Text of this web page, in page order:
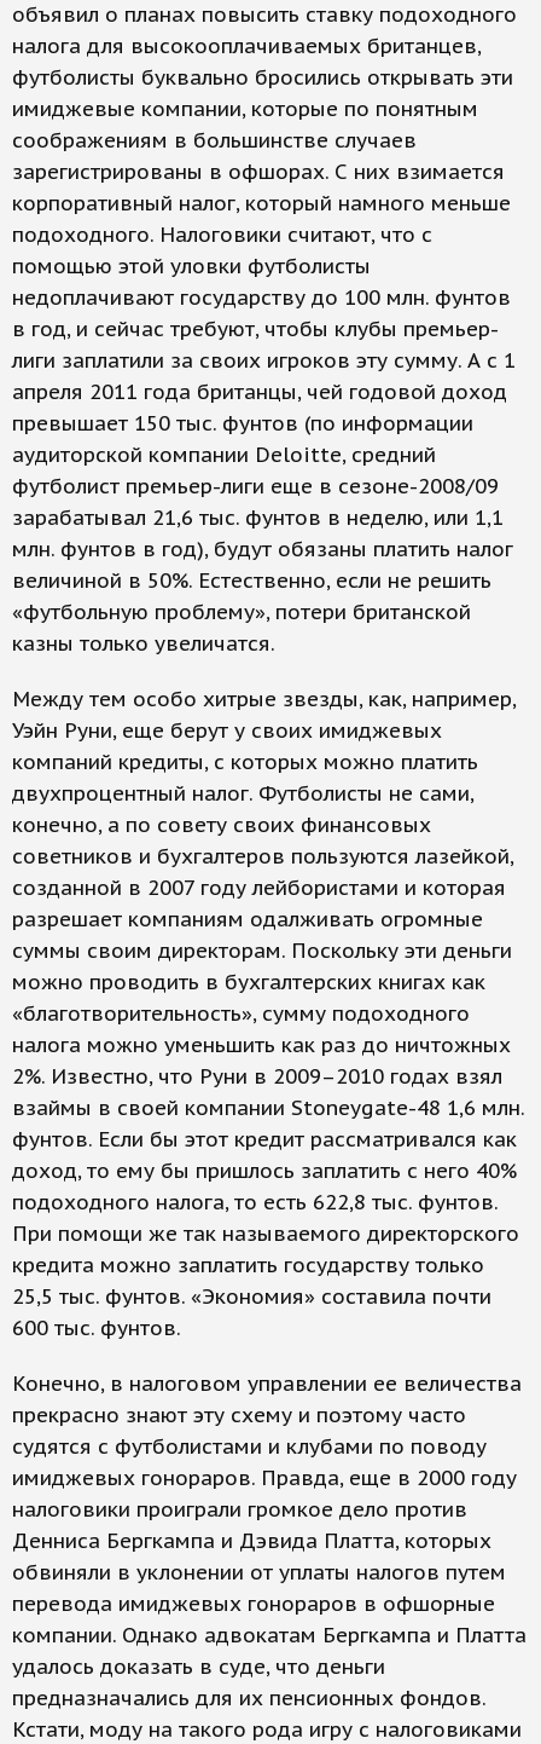
объявил о планах повысить ставку подоходного
налога для высокооплачиваемых британцев,
футболисты буквально бросились открывать эти
имиджевые компании, которые по понятным
соображениям в большинстве случаев
зарегистрированы в офшорах. С них взимается
корпоративный налог, который намного меньше
подоходного. Налоговики считают, что с
помощью этой уловки футболисты
недоплачивают государству до 100 млн. фунтов
в год, и сейчас требуют, чтобы клубы премьер-
лиги заплатили за своих игроков эту сумму. А с 1
апреля 2011 года британцы, чей годовой доход
превышает 150 тыс. фунтов (по информации
аудиторской компании Deloitte, средний
футболист премьер-лиги еще в сезоне-2008/09
зарабатывал 21,6 тыс. фунтов в неделю, или 1,1
млн. фунтов в год), будут обязаны платить налог
величиной в 50%. Естественно, если не решить
«футбольную проблему», потери британской
казны только увеличатся.
Между тем особо хитрые звезды, как, например,
Уэйн Руни, еще берут у своих имиджевых
компаний кредиты, с которых можно платить
двухпроцентный налог. Футболисты не сами,
конечно, а по совету своих финансовых
советников и бухгалтеров пользуются лазейкой,
созданной в 2007 году лейбористами и которая
разрешает компаниям одалживать огромные
суммы своим директорам. Поскольку эти деньги
можно проводить в бухгалтерских книгах как
«благотворительность», сумму подоходного
налога можно уменьшить как раз до ничтожных
2%. Известно, что Руни в 2009–2010 годах взял
взаймы в своей компании Stoneygate-48 1,6 млн.
фунтов. Если бы этот кредит рассматривался как
доход, то ему бы пришлось заплатить с него 40%
подоходного налога, то есть 622,8 тыс. фунтов.
При помощи же так называемого директорского
кредита можно заплатить государству только
25,5 тыс. фунтов. «Экономия» составила почти
600 тыс. фунтов.
Конечно, в налоговом управлении ее величества
прекрасно знают эту схему и поэтому часто
судятся с футболистами и клубами по поводу
имиджевых гонораров. Правда, еще в 2000 году
налоговики проиграли громкое дело против
Денниса Бергкампа и Дэвида Платта, которых
обвиняли в уклонении от уплаты налогов путем
перевода имиджевых гонораров в офшорные
компании. Однако адвокатам Бергкампа и Платта
удалось доказать в суде, что деньги
предназначались для их пенсионных фондов.
Кстати, моду на такого рода игру с налоговиками